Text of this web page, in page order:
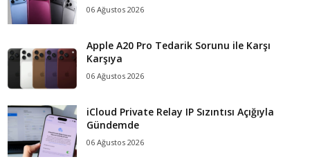
06 Ağustos 2026
Apple A20 Pro Tedarik Sorunu ile Karşı
Karşıya
06 Ağustos 2026
iCloud Private Relay IP Sızıntısı Açığıyla
Gündemde
06 Ağustos 2026